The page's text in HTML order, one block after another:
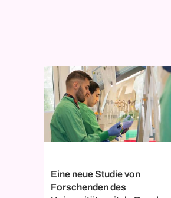
Eine neue Studie von
Forschenden des